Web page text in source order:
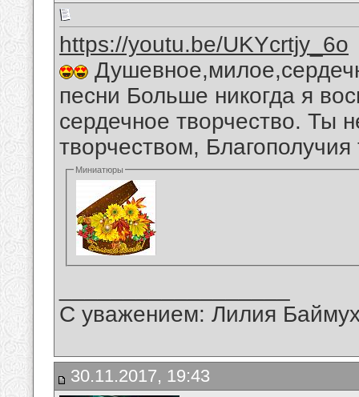
https://youtu.be/UKYcrtjy_6o
песни Больше никогда я
сердечное творчество. Ты
творчеством,
Миниатюры
С уважением: Лилия
30.11.2017, 19:43